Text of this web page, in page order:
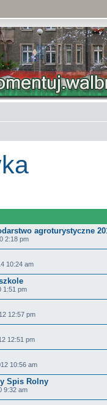
agroturystyczne
2:18 pm
10:24 am
1:51 pm
12:57 pm
12:51 pm
10:56 am
Spis Rolny
9:32 am